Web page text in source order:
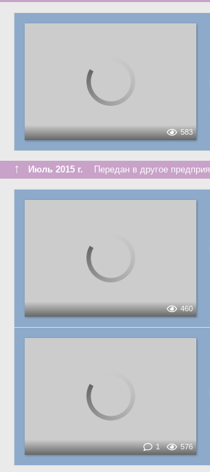
583
↑ Июль 2015 г. Передан в другое
460
1 576